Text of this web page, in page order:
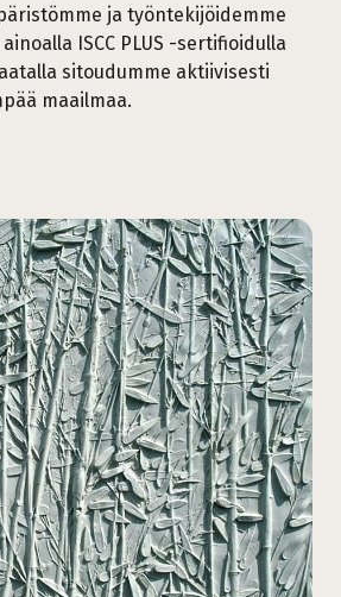
ja työntekijöidemme
ISCC PLUS -sertifioidulla
sitoudumme aktiivisesti
maailmaa.